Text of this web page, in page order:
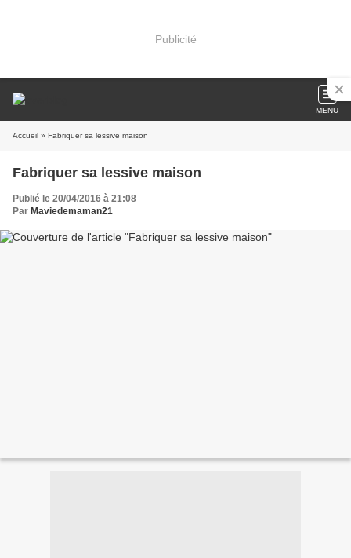
Publicité
MENU
Accueil » Fabriquer sa lessive maison
Fabriquer sa lessive maison
Publié le 20/04/2016 à 21:08
Par Maviedemaman21